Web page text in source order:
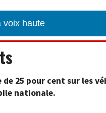
voix haute
25 pour cent sur les
nationale.